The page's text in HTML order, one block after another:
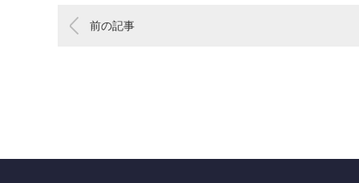
前の記事